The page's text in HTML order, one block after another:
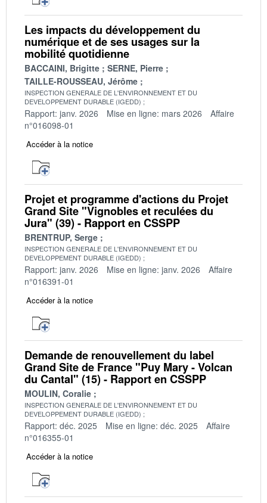
Les impacts du développement du
numérique et de ses usages sur la
mobilité quotidienne
BACCAINI, Brigitte
SERNE, Pierre
TAILLE-ROUSSEAU, Jérôme
INSPECTION GENERALE DE L'ENVIRONNEMENT ET DU
DEVELOPPEMENT DURABLE (IGEDD)
Rapport: janv. 2026 Mise en ligne: mars 2026
Affaire
n°016098-01
Accéder à la notice
Projet et programme d'actions du Projet
Grand Site "Vignobles et reculées du
Jura" (39) - Rapport en CSSPP
BRENTRUP, Serge
INSPECTION GENERALE DE L'ENVIRONNEMENT ET DU
DEVELOPPEMENT DURABLE (IGEDD)
Rapport: janv. 2026 Mise en ligne: janv. 2026
Affaire
n°016391-01
Accéder à la notice
Demande de renouvellement du label
Grand Site de France "Puy Mary - Volcan
du Cantal" (15) - Rapport en CSSPP
MOULIN, Coralie
INSPECTION GENERALE DE L'ENVIRONNEMENT ET DU
DEVELOPPEMENT DURABLE (IGEDD)
Rapport: déc. 2025 Mise en ligne: déc. 2025
Affaire
n°016355-01
Accéder à la notice